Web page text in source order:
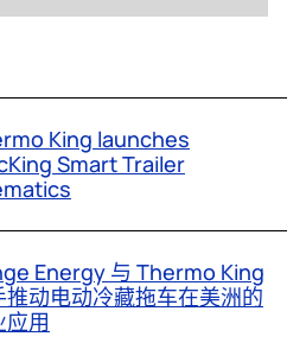
King launches
Smart Trailer
Energy 与 Thermo King
推动电动冷藏拖车在美洲的
应用